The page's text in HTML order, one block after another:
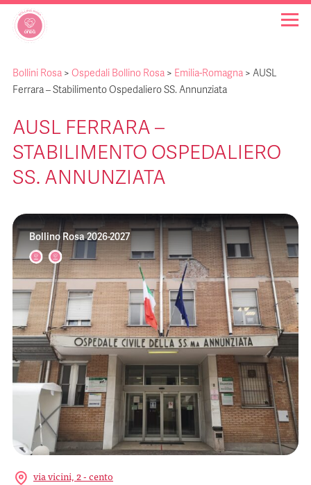
OSPEDALI BOLLINO ROSA
INIZIATIVE
NOTIZIE
FAQ
CHI SIAMO
Bollini Rosa > Ospedali Bollino Rosa > Emilia-Romagna > AUSL
Ferrara – Stabilimento Ospedaliero SS. Annunziata
AUSL FERRARA –
STABILIMENTO OSPEDALIERO
SS. ANNUNZIATA
Bollino Rosa 2026-2027
via vicini, 2 - cento